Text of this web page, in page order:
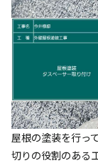
屋根の塗装を行っ
切りの役割のある